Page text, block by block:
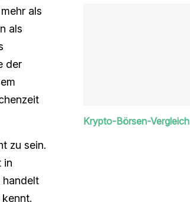
als
als
der
zu sein.
in
handelt
Krypto-Börsen-Vergleich